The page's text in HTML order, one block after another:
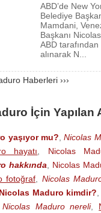
ve ülkeyi yeni
topladığı
adayı
Nicolas Maduro
ederek başladı.
üyesi olarak ilan
Başkanı
bir saldırı
Cilia Flores,
Ardından
ve eşiNew York
ABD’de New
Belediye
Mamdani,
Başkanı
ABD tarafından
alınarak N...
Haberleri ›››
İçin Yapılan
yaşıyor mu? ,Nicolas
hayatı
Nicolas
hakkında
Nicolas
fotoğraf
Nicolas
Nicolas Maduro kimdir?
Nicolas Maduro nereli,